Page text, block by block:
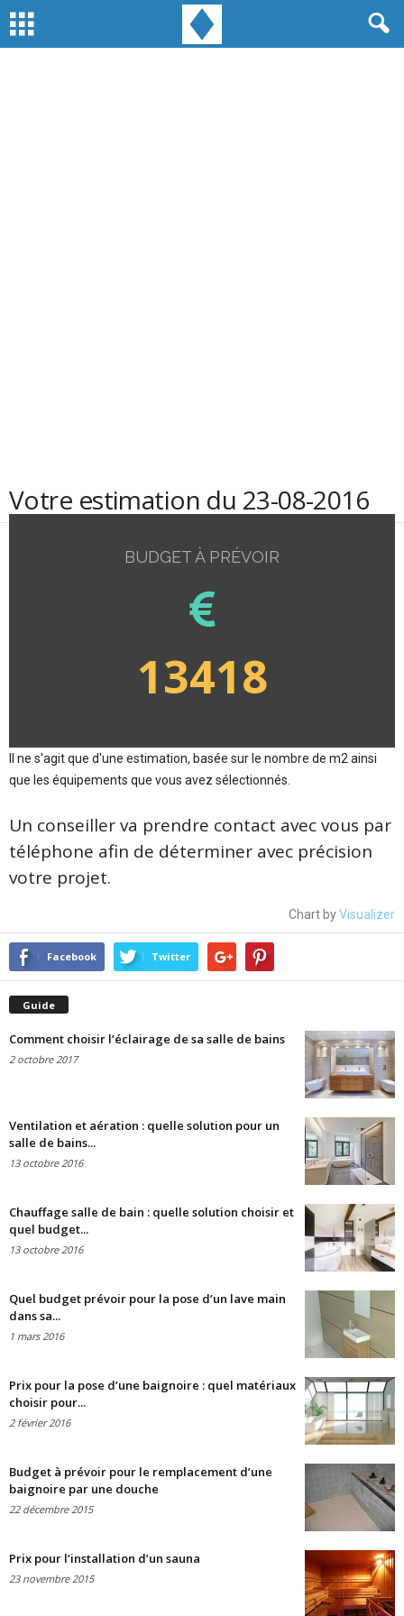
Votre estimation du 23-08-2016
BUDGET À PRÉVOIR
13418
Il ne s'agit que d'une estimation, basée sur le nombre de m2 ainsi
que les équipements que vous avez sélectionnés.
Un conseiller va prendre contact avec vous par
téléphone afin de déterminer avec précision
votre projet.
Chart byVisualizer
Facebook Twitter
Guide
Comment choisir l’éclairage de sa salle de bains
2 octobre 2017
Ventilation et aération : quelle solution pour un
salle de bains...
13 octobre 2016
Chauffage salle de bain : quelle solution choisir et
quel budget...
13 octobre 2016
Quel budget prévoir pour la pose d’un lave main
dans sa...
1 mars 2016
Prix pour la pose d’une baignoire : quel matériaux
choisir pour...
2 février 2016
Budget à prévoir pour le remplacement d’une
baignoire par une douche
22 décembre 2015
Prix pour l’installation d’un sauna
23 novembre 2015